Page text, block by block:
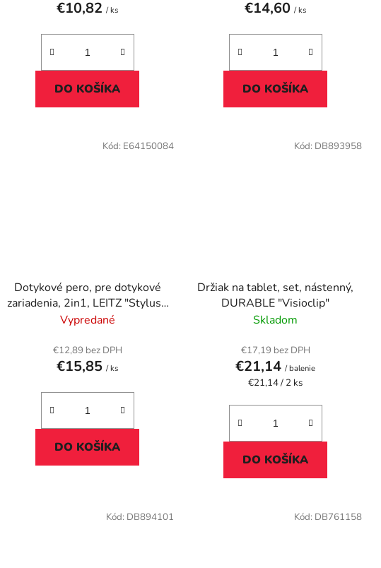
€10,82/ ks
DO KOŠÍKA
€14,60/ ks
DO KOŠÍKA
Dotykové pero, pre dotykové
zariadenia, 2in1, LEITZ "Stylus",
strieborná
Vypredané
€12,89 bez DPH
€15,85/ ks
DO KOŠÍKA
Kód: E64150084
Držiak na tablet, set, nástenný,
DURABLE "Visioclip"
Skladom
€17,19 bez DPH
€21,14/ balenie
Jednotková
€21,14 / 2 ks
DO KOŠÍKA
Kód: DB893958
Kód: DB894101 Kód: DB761158